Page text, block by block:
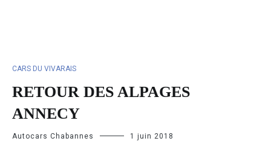
CARS DU VIVARAIS
RETOUR DES ALPAGES
ANNECY
Autocars Chabannes 1 juin 2018